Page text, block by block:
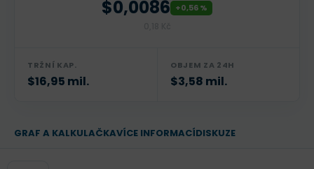
$0,0086 +0,56 %
TRŽNÍ KAP.
$16,95 mil.
OBJEM ZA 24H
$3,58 mil.
GRAF A KALKULAČKAVÍCE INFORMACÍDISKUZE